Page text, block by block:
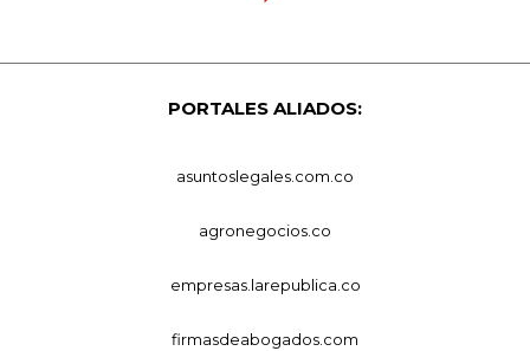
PORTALES ALIADOS:
asuntoslegales.com.co
agronegocios.co
empresas.larepublica.co
firmasdeabogados.com